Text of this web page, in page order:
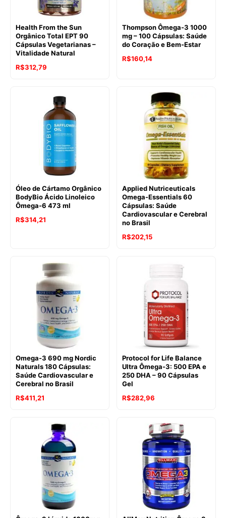
Health From the Sun
Orgânico Total EPT 90
Cápsulas Vegetarianas –
Vitalidade Natural
R$312,79
Thompson Ômega-3 1000
mg – 100 Cápsulas: Saúde
do Coração e Bem-Estar
R$160,14
Óleo de Cártamo Orgânico
BodyBio Ácido Linoleico
Ômega-6 473 ml
R$314,21
Applied Nutriceuticals
Omega-Essentials 60
Cápsulas: Saúde
Cardiovascular e Cerebral
no Brasil
R$202,15
Omega-3 690 mg Nordic
Naturals 180 Cápsulas:
Saúde Cardiovascular e
Cerebral no Brasil
R$411,21
Protocol for Life Balance
Ultra Ômega-3: 500 EPA e
250 DHA – 90 Cápsulas
Gel
R$282,96